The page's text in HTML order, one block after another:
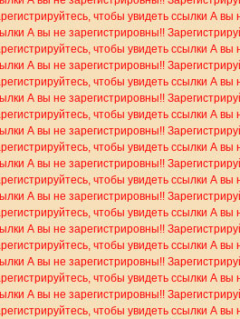
чтобы увидеть ссылки А вы
А вы не зарегистрировны!!
чтобы увидеть ссылки А вы
А вы не зарегистрировны!!
чтобы увидеть ссылки А вы
А вы не зарегистрировны!!
чтобы увидеть ссылки А вы
А вы не зарегистрировны!!
чтобы увидеть ссылки А вы
А вы не зарегистрировны!!
чтобы увидеть ссылки А вы
А вы не зарегистрировны!!
чтобы увидеть ссылки А вы
А вы не зарегистрировны!!
чтобы увидеть ссылки А вы
А вы не зарегистрировны!!
чтобы увидеть ссылки А вы
А вы не зарегистрировны!!
чтобы увидеть ссылки А вы